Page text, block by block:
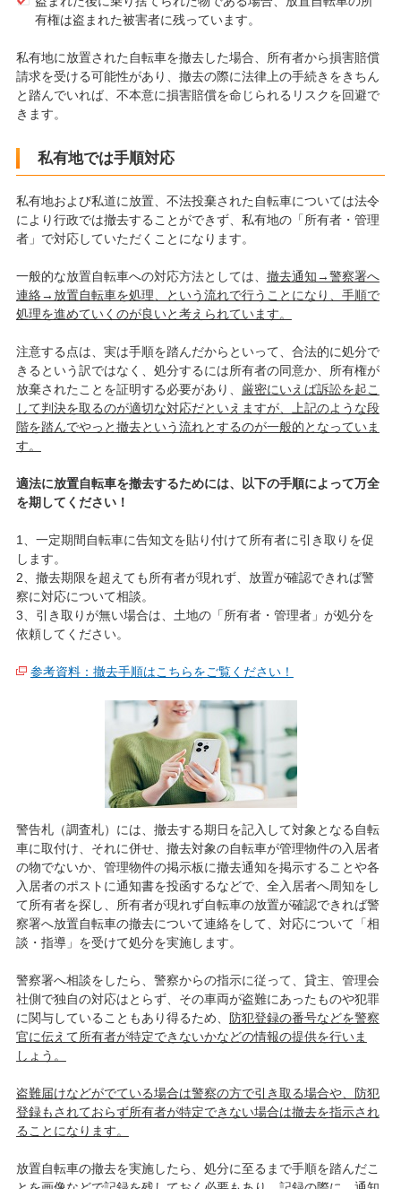
有権は盗まれた被害者に残っています。
私有地に放置された自転車を撤去した場合、所有者から損害賠償
請求を受ける可能性があり、撤去の際に法律上の手続きをきちん
と踏んでいれば、不本意に損害賠償を命じられるリスクを回避で
きます。
私有地では手順対応
私有地および私道に放置、不法投棄された自転車については法令
により行政では撤去することができず、私有地の「所有者・管理
者」で対応していただくことになります。
一般的な放置自転車への対応方法としては、 撤去通知→警察署へ
連絡→放置自転車を処理、という流れで行うことになり、手順で
処理を進めていくのが良いと考えられています。
注意する点は、実は手順を踏んだからといって、合法的に処分で
きるという訳ではなく、処分するには所有者の同意か、所有権が
放棄されたことを証明する必要があり、 厳密にいえば訴訟を起こ
して判決を取るのが適切な対応だといえますが、上記のような段
階を踏んでやっと撤去という流れとするのが一般的となっていま
す。
適法に放置自転車を撤去するためには、以下の手順によって万全
を期してください！
1、一定期間自転車に告知文を貼り付けて所有者に引き取りを促
します。
2、撤去期限を超えても所有者が現れず、放置が確認できれば警
察に対応について相談。
3、引き取りが無い場合は、土地の「所有者・管理者」が処分を
依頼してください。
参考資料：撤去手順はこちらをご覧ください！
警告札（調査札）には、撤去する期日を記入して対象となる自転
車に取付け、それに併せ、撤去対象の自転車が管理物件の入居者
の物でないか、管理物件の掲示板に撤去通知を掲示することや各
入居者のポストに通知書を投函するなどで、全入居者へ周知をし
て所有者を探し、所有者が現れず自転車の放置が確認できれば警
察署へ放置自転車の撤去について連絡をして、対応について「相
談・指導」を受けて処分を実施します。
警察署へ相談をしたら、警察からの指示に従って、貸主、管理会
社側で独自の対応はとらず、その車両が盗難にあったものや犯罪
に関与していることもあり得るため、 防犯登録の番号などを警察
官に伝えて所有者が特定できないかなどの情報の提供を行いま
しょう。
盗難届けなどがでている場合は警察の方で引き取る場合や、防犯
登録もされておらず所有者が特定できない場合は撤去を指示され
ることになります。
放置自転車の撤去を実施したら、処分に至るまで手順を踏んだこ